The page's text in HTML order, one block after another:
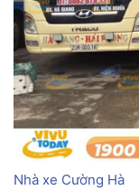
Nhà xe Cường Hà